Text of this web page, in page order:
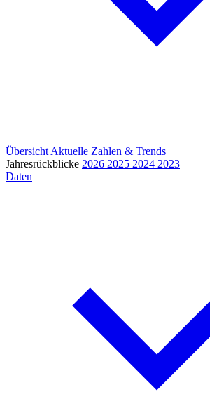
Übersicht Aktuelle Zahlen & Trends
Jahresrückblicke 2026 2025 2024 2023
Daten